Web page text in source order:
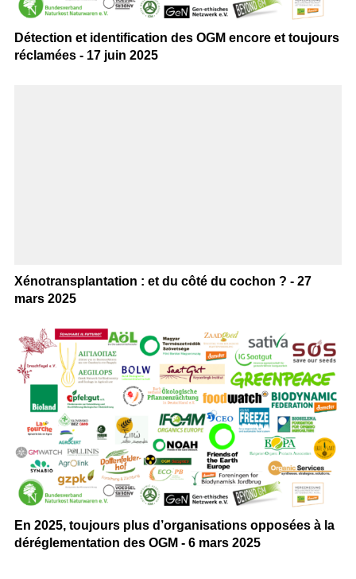
Détection et identification des OGM encore et toujours
réclamées - 17 juin 2025
Xénotransplantation : et du côté du cochon ? - 27
mars 2025
En 2025, toujours plus d’organisations opposées à la
déréglementation des OGM - 6 mars 2025